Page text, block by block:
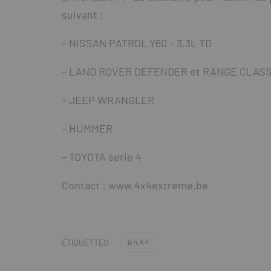
suivant :
– NISSAN PATROL Y60 – 3.3L TD
– LAND ROVER DEFENDER et RANGE
– JEEP WRANGLER
– HUMMER
– TOYOTA serie 4
Contact : www.4x4extreme.be
ÉTIQUETTES 4X4